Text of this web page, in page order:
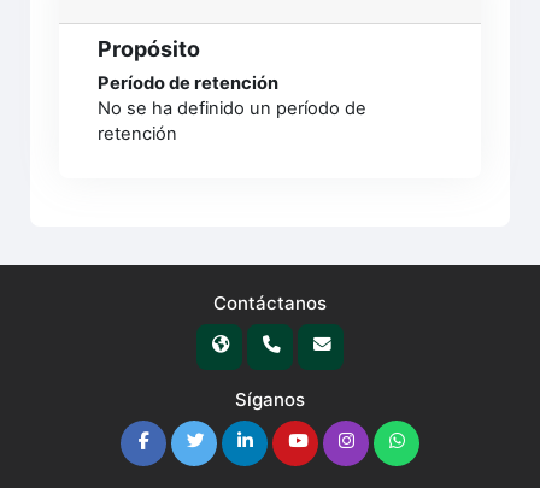
Propósito
Período de retención
No se ha definido un período de
retención
Contáctanos
Síganos